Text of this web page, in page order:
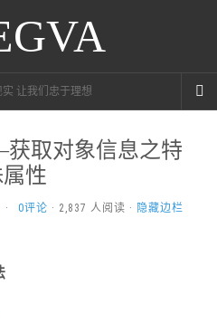
让我们忠于理想
获取对象信息之特
性
· 0评论 · 2,837 人阅读 · 隐藏边栏